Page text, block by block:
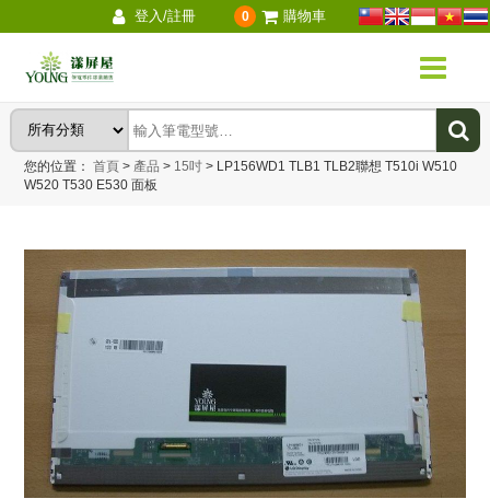
登入/註冊 0 購物車
您的位置：首頁 > 產品 > 15吋 > LP156WD1 TLB1 TLB2聯想 T510i W510
W520 T530 E530 面板